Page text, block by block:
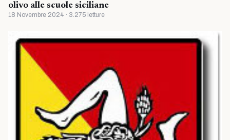
olivo alle scuole siciliane
18 Novembre 2024 · 3.275 letture